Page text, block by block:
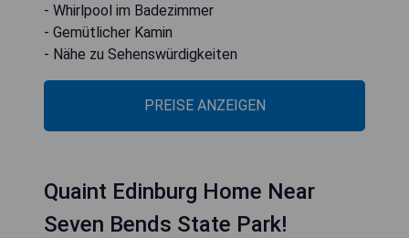
- Whirlpool im Badezimmer
- Gemütlicher Kamin
- Nähe zu Sehenswürdigkeiten
PREISE ANZEIGEN
Quaint Edinburg Home Near
Seven Bends State Park!